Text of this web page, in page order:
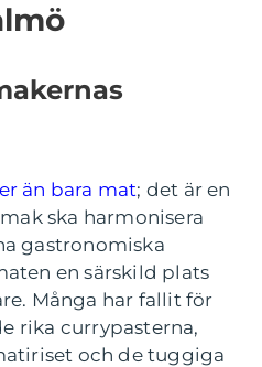
än bara mat; det är en
ska harmonisera
gastronomiska
en särskild plats
Många har fallit för
rika currypasterna,
och de tuggiga